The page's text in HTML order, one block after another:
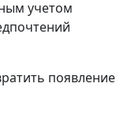
учетом
появление